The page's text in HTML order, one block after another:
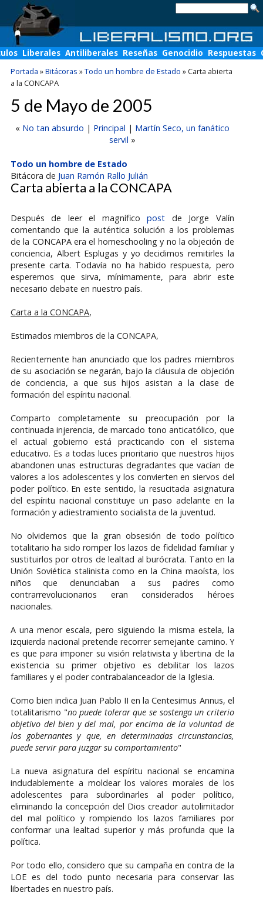
Liberales Antiliberales Reseñas Genocidio Respuestas
Portada »Bitácoras »Todo un hombre de Estado »Carta abierta
a la CONCAPA
5 de Mayo de 2005
« No tan absurdo | Principal | Martín Seco, un fanático
servil »
Todo un hombre de Estado
Bitácora de Juan Ramón Rallo Julián
Carta abierta a la CONCAPA
Después de leer el magníficopost de Jorge Valín
comentando que la auténtica solución a los problemas
de la CONCAPA era el homeschooling y no la objeción de
conciencia, Albert Esplugas y yo decidimos remitirles la
presente carta. Todavía no ha habido respuesta, pero
esperemos que sirva, mínimamente, para abrir este
necesario debate en nuestro país.
Carta a la CONCAPA,
Estimados miembros de la CONCAPA,
Recientemente han anunciado que los padres miembros
de su asociación se negarán, bajo la cláusula de objeción
de conciencia, a que sus hijos asistan a la clase de
formación del espíritu nacional.
Comparto completamente su preocupación por la
continuada injerencia, de marcado tono anticatólico, que
el actual gobierno está practicando con el sistema
educativo. Es a todas luces prioritario que nuestros hijos
abandonen unas estructuras degradantes que vacían de
valores a los adolescentes y los convierten en siervos del
poder político. En este sentido, la resucitada asignatura
del espíritu nacional constituye un paso adelante en la
formación y adiestramiento socialista de la juventud.
No olvidemos que la gran obsesión de todo político
totalitario ha sido romper los lazos de fidelidad familiar y
sustituirlos por otros de lealtad al burócrata. Tanto en la
Unión Soviética stalinista como en la China maoísta, los
niños que denunciaban a sus padres como
contrarrevolucionarios eran considerados héroes
nacionales.
A una menor escala, pero siguiendo la misma estela, la
izquierda nacional pretende recorrer semejante camino. Y
es que para imponer su visión relativista y libertina de la
existencia su primer objetivo es debilitar los lazos
familiares y el poder contrabalanceador de la Iglesia.
Como bien indica Juan Pablo II en la Centesimus Annus, el
totalitarismo "no puede tolerar que se sostenga un criterio
objetivo del bien y del mal, por encima de la voluntad de
los gobernantes y que, en determinadas circunstancias,
puede servir para juzgar su comportamiento"
La nueva asignatura del espíritu nacional se encamina
indudablemente a moldear los valores morales de los
adolescentes para subordinarles al poder político,
eliminando la concepción del Dios creador autolimitador
del mal político y rompiendo los lazos familiares por
conformar una lealtad superior y más profunda que la
política.
Por todo ello, considero que su campaña en contra de la
LOE es del todo punto necesaria para conservar las
libertades en nuestro país.